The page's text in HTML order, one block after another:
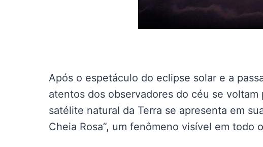
Após o espetáculo do eclipse solar e a
atentos dos observadores do céu se
satélite natural da Terra se apresenta em
Cheia Rosa”, um fenômeno visível em todo